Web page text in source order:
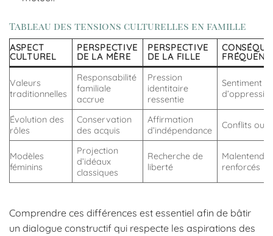
Tableau des tensions culturelles en famille
ASPECT
CULTUREL
PERSPECTIVE
DE LA MÈRE
PERSPECTIVE
DE LA FILLE
Valeurs
traditionnelles
Responsabilité
familiale
accrue
Pression
identitaire
ressentie
Sentiment
Évolution des
rôles
Conservation
des acquis
Affirmation
d’indépendance
Conflits
Modèles
féminins
Projection
d’idéaux
classiques
Recherche de
liberté
renforcés
Comprendre ces différences est essentiel afin de bâtir
un dialogue constructif qui respecte les aspirations des